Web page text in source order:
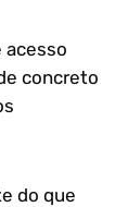
acesso
concreto
do que